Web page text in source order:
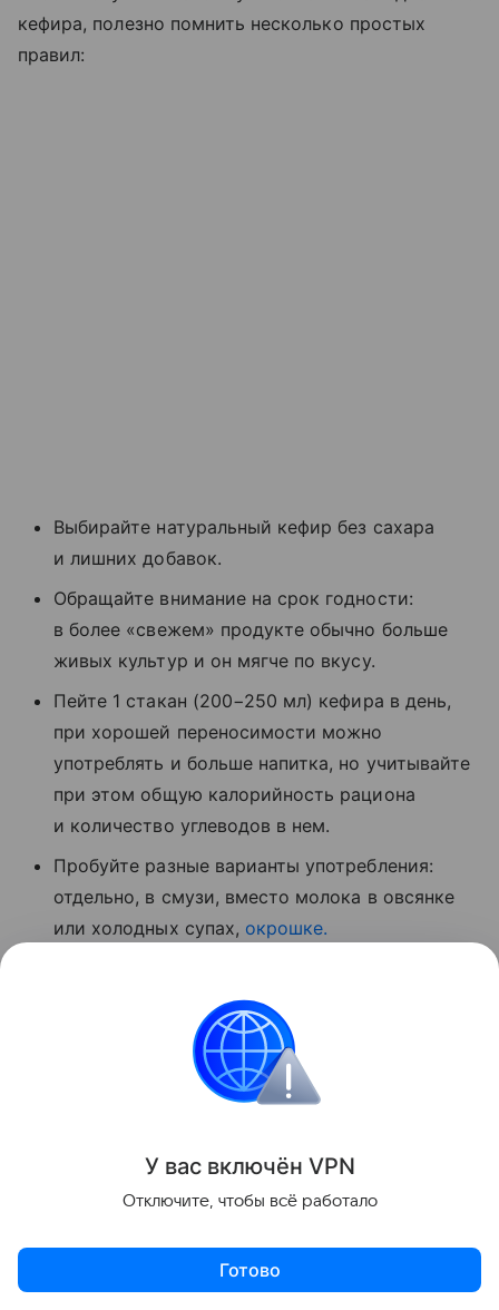
кефира, полезно помнить несколько простых
правил:
Выбирайте натуральный кефир без сахара
и лишних добавок.
Обращайте внимание на срок годности:
в более «свежем» продукте обычно больше
живых культур и он мягче по вкусу.
Пейте 1 стакан (200−250 мл) кефира в день,
при хорошей переносимости можно
употреблять и больше напитка, но учитывайте
при этом общую калорийность рациона
и количество углеводов в нем.
Пробуйте разные варианты употребления:
отдельно, в смузи, вместо молока в овсянке
или холодных супах, окрошке.
но это один из действительно полезных элементов
разнообразного рациона, который эффективно
поддерживает кишечник, кости и обмен веществ.
детстве напитки могут повышать давление спустя
десятилетие.
У вас включён VPN
Отключите, чтобы всё работало
Готово